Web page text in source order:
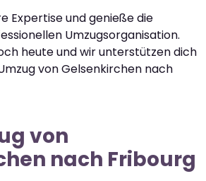
Expertise und genieße die
Umzugsorganisation.
heute und wir unterstützen dich
von Gelsenkirchen nach
von
nach Fribourg